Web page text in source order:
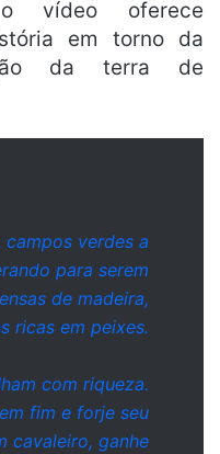
vídeo oferece
em torno da
da terra de
campos verdes a
para serem
de madeira,
ricas em peixes.
com riqueza.
fim e forje seu
cavaleiro, ganhe